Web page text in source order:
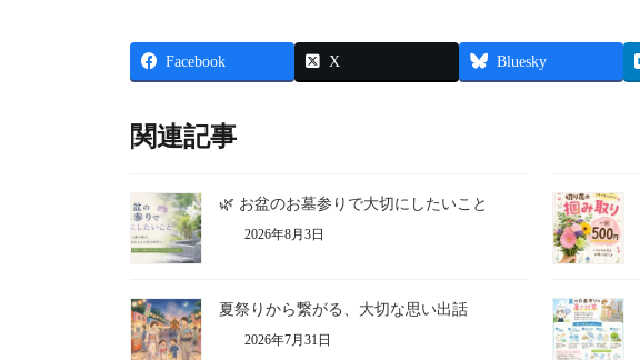
Facebook X Bluesky
関連記事
🌿 お盆のお墓参りで大切にしたいこと
2026年8月3日
夏祭りから繋がる、大切な思い出話
2026年7月31日